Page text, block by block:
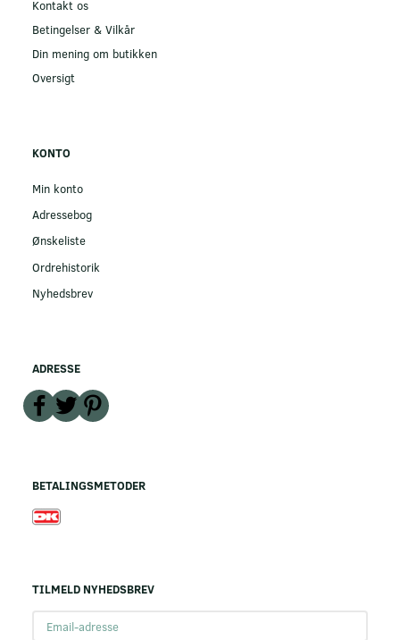
Kontakt os
Betingelser & Vilkår
Din mening om butikken
Oversigt
KONTO
Min konto
Adressebog
Ønskeliste
Ordrehistorik
Nyhedsbrev
ADRESSE
BETALINGSMETODER
TILMELD NYHEDSBREV
adresse